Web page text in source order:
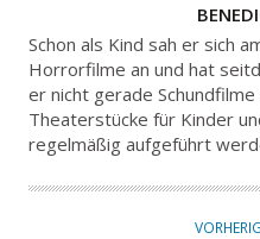
U
T
O
R
Schon als Kind sah er sich
Horrorfilme an und hat
er nicht gerade
Theaterstücke für Kinder
regelmäßig aufgeführt